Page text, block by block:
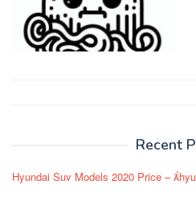
Recent
Hyundai Suv Models 2020 Price –